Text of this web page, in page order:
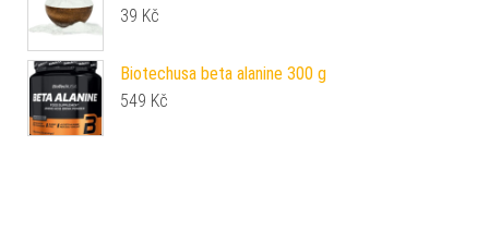
39 Kč
Biotechusa beta alanine 300 g
549 Kč